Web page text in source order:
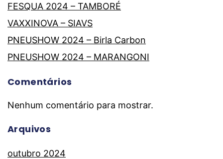
FESQUA 2024 – TAMBORÉ
VAXXINOVA – SIAVS
PNEUSHOW 2024 – Birla Carbon
PNEUSHOW 2024 – MARANGONI
Comentários
Nenhum comentário para mostrar.
Arquivos
outubro 2024